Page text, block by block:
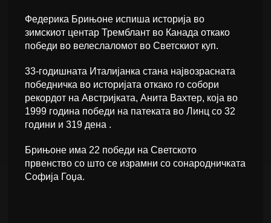
Федерика Брињоне испиша историја во
зимскиот центар Тремблант во Канада откако
победи во велеслаломот во Светскиот куп.
33-годишната Италијанка стана највозрасната
победничка во историјата откако го собори
рекордот на Австријката, Анита Вахтер, која во
1999 година победи на патеката во Линц со 32
години и 319 дена .
Брињоне има 22 победи на Светското
првенство со што се израмни со сонародничката
Софија Гоџа.